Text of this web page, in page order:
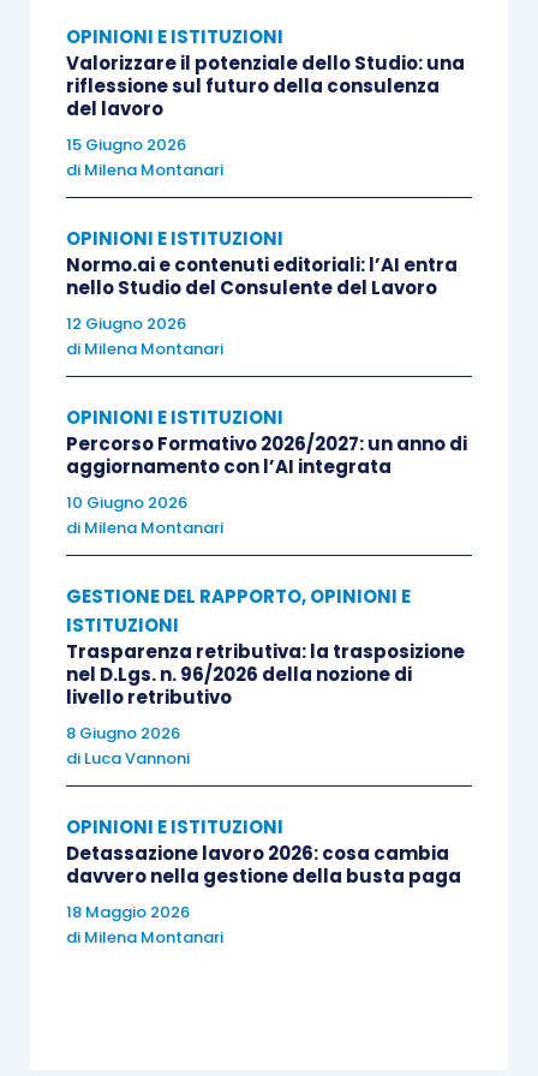
sottoscrizione elettronica di contratti di lavoro
e documentazione privacy, laconservazione dei
messaggi PEC, delle dichiarazioni e delle
comunicazioni previdenziali e fiscali
gestione digitale delle note spese e dei relativi
giustificativi.
L’obiettivo è fornire ai partecipanti elementi utili
essere gestiti all’interno delle attività
professionali quotidiane, attraverso l’analisi di
situazioni concrete e l’utilizzo di strumenti di
validazione dedicati.
Un confronto tra competenze normative e
applicative
A guidare l’incontro sarannoFabrizio Lupone
consulente e formatore in materia di
digitalizzazione dei processi per imprese,
professionisti e pubbliche amministrazioni, e
Giovanna De Chiara
TeamSystem. Il percorso si concluderà con una
professionale, per collegare gli aspetti teorici alle
esigenze operative degli Studi.
Clicca quiper maggiori informazioni e per
OPINIONI E ISTITUZIONI
Valorizzare il potenziale dello Studio: una
riflessione sul futuro della consulenza
del lavoro
15 Giugno 2026
di Milena Montanari
OPINIONI E ISTITUZIONI
Normo.ai e contenuti editoriali: l’AI entra
nello Studio del Consulente del Lavoro
12 Giugno 2026
di Milena Montanari
OPINIONI E ISTITUZIONI
Percorso Formativo 2026/2027: un anno di
aggiornamento con l’AI integrata
10 Giugno 2026
di Milena Montanari
GESTIONE DEL RAPPORTO,OPINIONI E
ISTITUZIONI
Trasparenza retributiva: la trasposizione
nel D.Lgs. n. 96/2026 della nozione di
livello retributivo
8 Giugno 2026
di Luca Vannoni
OPINIONI E ISTITUZIONI
Detassazione lavoro 2026: cosa cambia
davvero nella gestione della busta paga
18 Maggio 2026
di Milena Montanari